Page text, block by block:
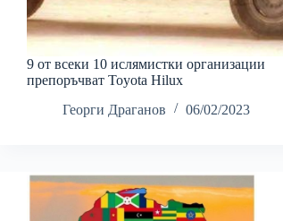
9 от всеки 10 ислямистки организации
препоръчват Toyota Hilux
Георги Драганов
06/02/2023